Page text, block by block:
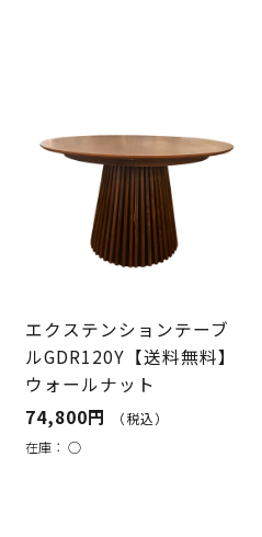
エクステンションテーブ
ルGDR120Y【送料無料】
ウォールナット
74,800円
（税込）
在庫：○